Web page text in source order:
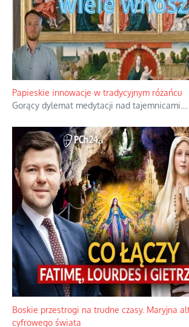
Papieskie innowacje w tradycyjnym różańcu
Gorący dylemat medytacji nad tajemnicami.
Boskie przestrogi na trudne czasy. Maryjna
cyfrowego świata